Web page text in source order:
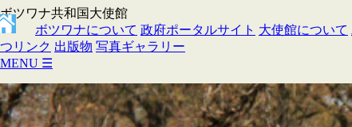
ボツワナ共和国大使館
ボツワナについて 政府ポータルサイト 大使館について
つリンク 出版物 写真ギャラリー
MENU ☰